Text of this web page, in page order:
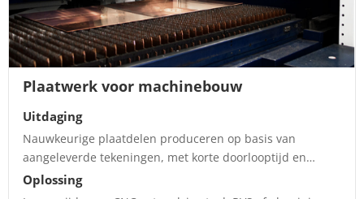
Plaatwerk voor machinebouw
Uitdaging
Nauwkeurige plaatdelen produceren op basis van
aangeleverde tekeningen, met korte doorlooptijd en
consistente maatvoering.
Oplossing